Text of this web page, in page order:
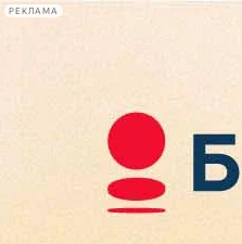
РЕКЛАМА
Сегодня:
2026.08.09
05:39
Афиша Plus